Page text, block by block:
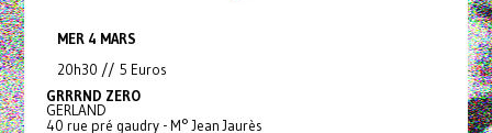
MER 4 MARS
20h30 // 5 Euros
GRRRND ZERO
GERLAND
40 rue pré gaudry - M° Jean Jaurès